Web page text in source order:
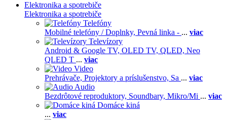
Elektronika a spotrebiče
Elektronika a spotrebiče
Telefóny
Mobilné telefóny / Doplnky, Pevná linka - ... viac
Televízory
Android & Google TV, OLED TV, QLED, Neo
QLED T ... viac
Video
Prehrávače, Projektory a príslušenstvo, Sa ... viac
Audio
Bezdrôtové reproduktory, Soundbary, Mikro/Mi ... viac
Domáce kiná
... viac